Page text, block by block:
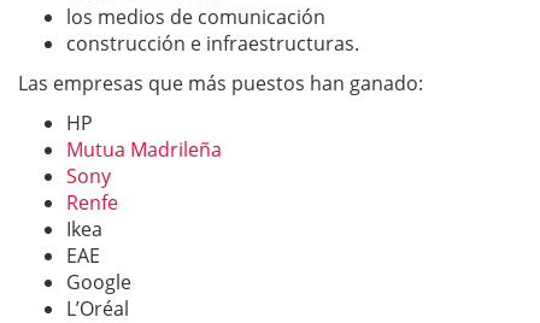
los medios de comunicación
construcción e infraestructuras.
Las empresas que más puestos han ganado:
HP
Mutua Madrileña
Sony
Renfe
Ikea
EAE
Google
L’Oréal